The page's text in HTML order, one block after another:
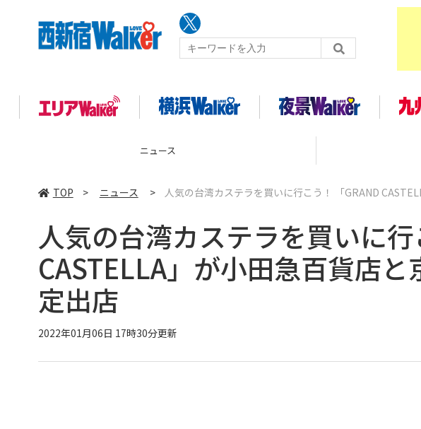
ニュース
TOP > ニュース > 人気の台湾カステラを買いに行こう！ 「GRAND
人気の台湾カステラを買いに
CASTELLA」が小田急百貨店
定出店
2022年01月06日 17時30分更新